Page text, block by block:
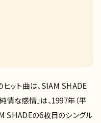
ット曲は、SIAM SHADE
情な感情」は、1997年（平
SHADEの6枚目のシングル